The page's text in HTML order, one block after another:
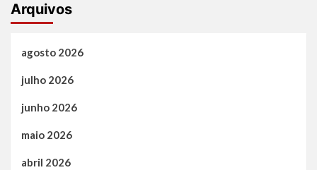
Arquivos
agosto 2026
julho 2026
junho 2026
maio 2026
abril 2026